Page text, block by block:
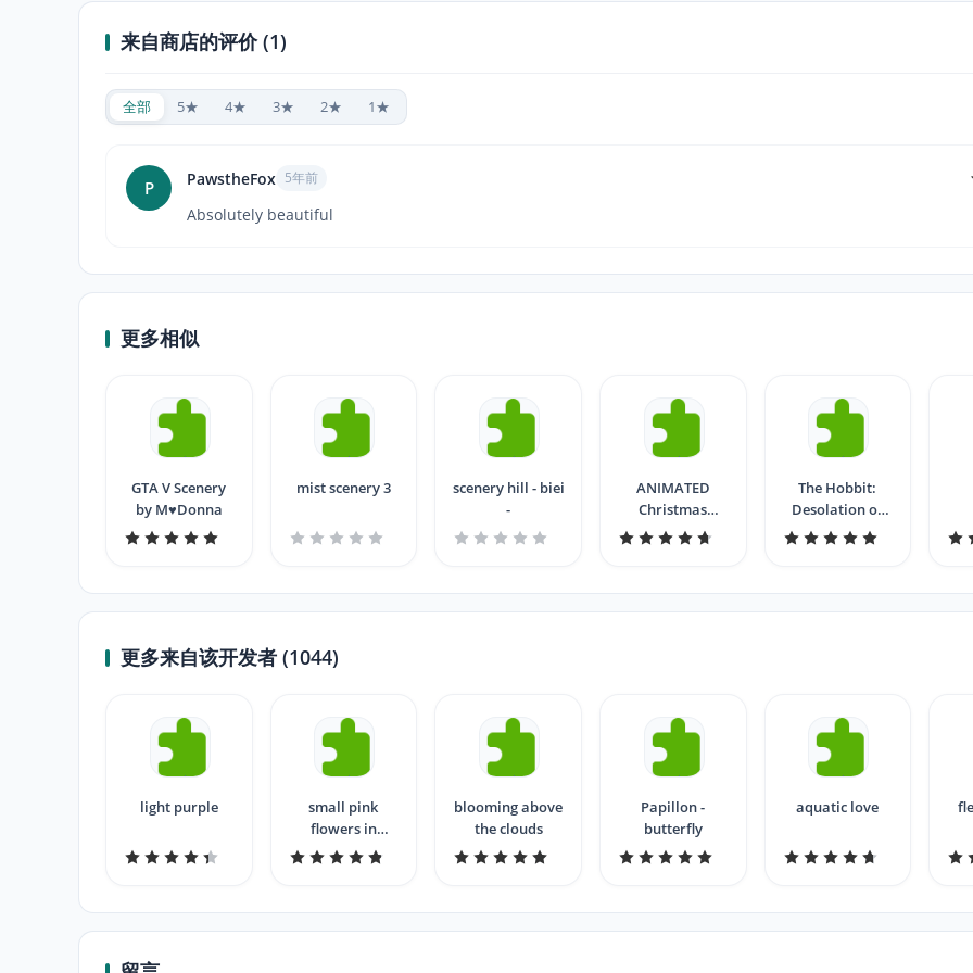
来自商店的评价 (1)
全部 5★ 4★ 3★ 2★ 1★
P PawstheFox 5年前
Absolutely beautiful
更多相似
GTA V Scenery
by M♥Donna
mist scenery 3
scenery hill - biei
-
ANIMATED
Christmas
Scenery by
The Hobbit:
Desolation of
Smaug - Scenery
更多来自该开发者 (1044)
light purple
small pink
flowers in
evening -
blooming above
the clouds
Papillon -
butterfly
aquatic love